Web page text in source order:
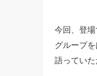
今回、登
グループ
語っていた